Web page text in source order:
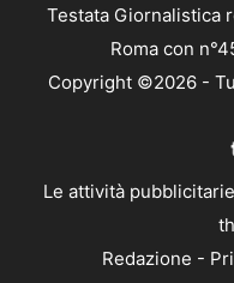
Testata Giornalistica
Roma con
Copyright ©2026 -
Le attività
Redazione -